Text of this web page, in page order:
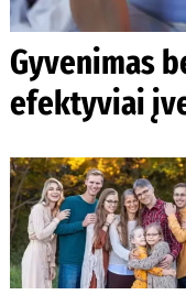
Gyvenimas
efektyviai